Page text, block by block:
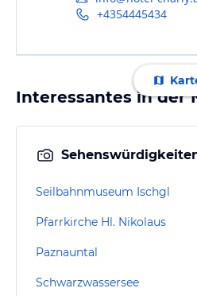
+4354445434
Interessantes in der
Seilbahnmuseum Ischgl
Pfarrkirche Hl. Nikolaus
Paznauntal
Schwarzwassersee